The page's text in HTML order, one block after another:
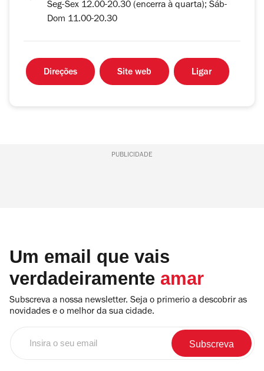
Seg-Sex 12.00-20.30 (encerra à quarta); Sáb-
Dom 11.00-20.30
Direções Site web Ligar
PUBLICIDADE
Um email que vais
verdadeiramente amar
Subscreva a nossa newsletter. Seja o primerio a descobrir as
novidades e o melhor da sua cidade.